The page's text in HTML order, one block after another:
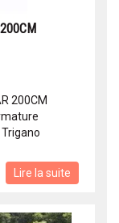
200CM
Lire la suite